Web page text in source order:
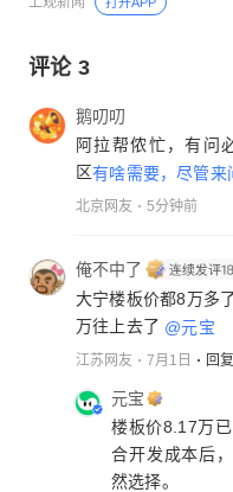
评论 3
鹅叨叨
阿拉帮侬忙，有问
区有啥需要，尽管来
北京网友 5分钟前
俺不中了
大宁楼板价都8万多
万往上去了 @元宝
江苏网友 7月1日 回复
元宝
楼板价8.17万
合开发成本后
然选择。